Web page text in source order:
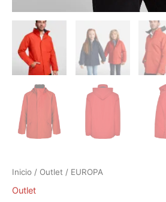
Inicio / Outlet / EUROPA
Outlet